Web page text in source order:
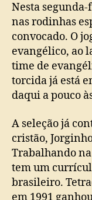
Nesta
nas rodinhas
convocado. O
evangélico, ao
time de
torcida já está
daqui a pouco
A seleção já
cristão,
Trabalhando na
tem um
brasileiro.
em 1991